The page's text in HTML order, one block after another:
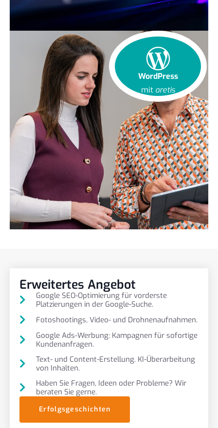
WordPress
mit aretis
Erweitertes Angebot
Google SEO-Optimierung für vorderste
Platzierungen in der Google-Suche.
Fotoshootings, Video- und Drohnenaufnahmen.
Google Ads-Werbung: Kampagnen für sofortige
Kundenanfragen.
Text- und Content-Erstellung. KI-Überarbeitung
von Inhalten.
Haben Sie Fragen, Ideen oder Probleme? Wir
beraten Sie gerne.
Erfolgsgeschichten